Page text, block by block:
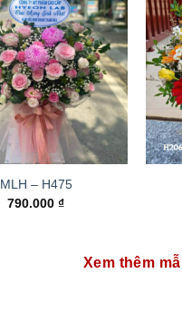
MLH – H475
790.000₫
Xem thêm